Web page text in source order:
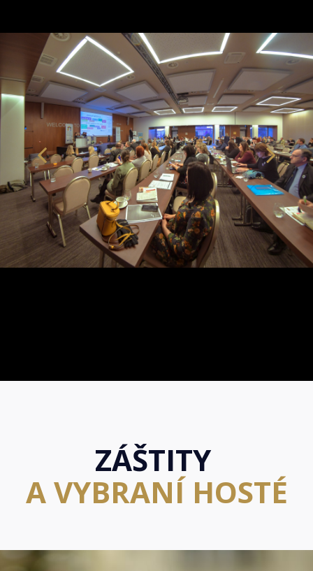
ZÁŠTITY
A VYBRANÍ HOSTÉ